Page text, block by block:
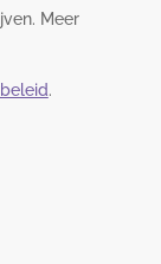
Meer
.